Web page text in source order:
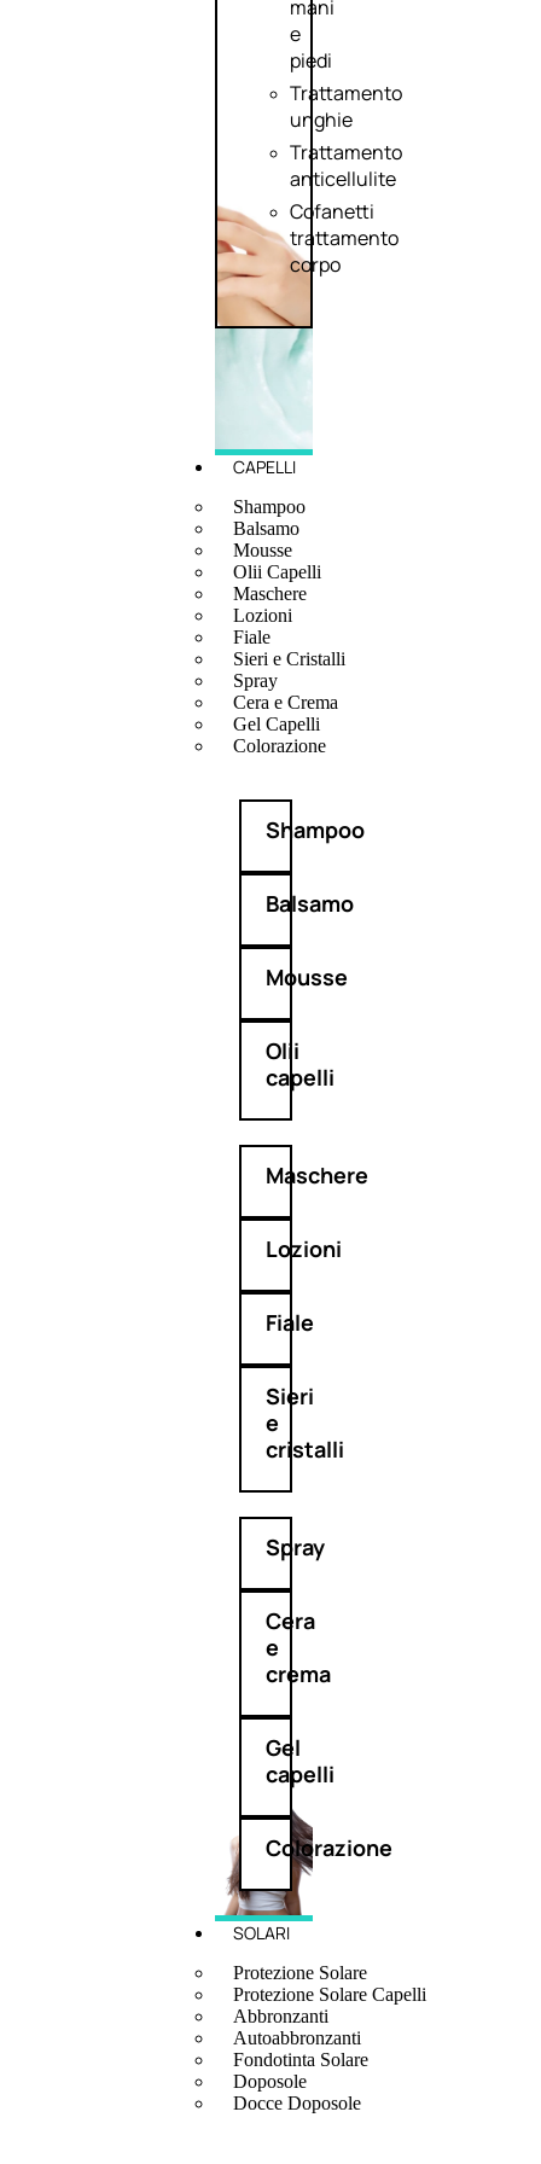
mani
e
piedi
Trattamento
unghie
Trattamento
anticellulite
Cofanetti
trattamento
corpo
CAPELLI
Shampoo
Balsamo
Mousse
Olii Capelli
Maschere
Lozioni
Fiale
Sieri e Cristalli
Spray
Cera e Crema
Gel Capelli
Colorazione
Shampoo
Balsamo
Mousse
Olii
capelli
Maschere
Lozioni
Fiale
Sieri
e
cristalli
Spray
Cera
e
crema
Gel
capelli
Colorazione
SOLARI
Protezione Solare
Protezione Solare Capelli
Abbronzanti
Autoabbronzanti
Fondotinta Solare
Doposole
Docce Doposole